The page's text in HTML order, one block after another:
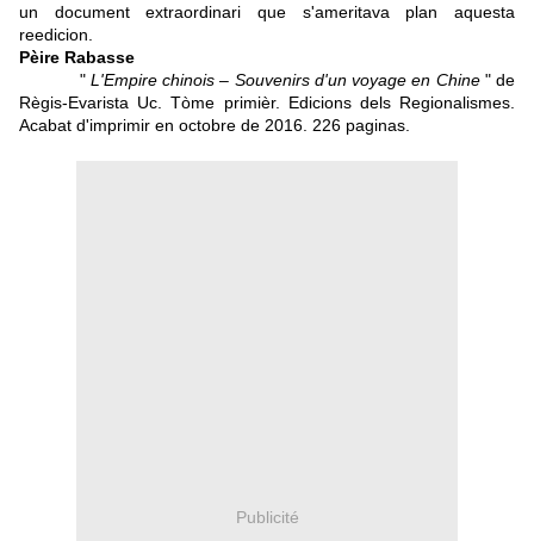
un document extraordinari que s'ameritava plan aquesta
reedicion.
Pèire Rabasse
" L'Empire chinois – Souvenirs d'un voyage en Chine " de
Règis-Evarista Uc. Tòme primièr. Edicions dels Regionalismes.
Acabat d'imprimir en octobre de 2016. 226 paginas.
Publicité